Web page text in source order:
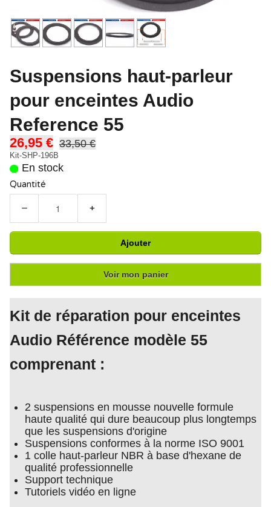
Suspensions haut-parleur
pour enceintes Audio
Reference 55
26,95 € 33,50 €
Kit-SHP-196B
En stock
Quantité
− +
Ajouter
Voir mon panier
Kit de réparation pour enceintes
Audio Référence modèle 55
comprenant :
2 suspensions en mousse nouvelle formule
haute qualité qui dure beaucoup plus longtemps
que les suspensions d'origine
Suspensions conformes à la norme ISO 9001
1 colle haut-parleur NBR à base d'hexane de
qualité professionnelle
Support technique
Tutoriels vidéo en ligne